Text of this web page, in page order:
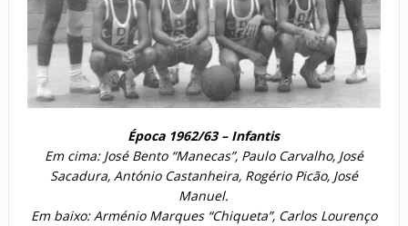
Época 1962/63 – Infantis
Em cima: José Bento “Manecas”, Paulo Carvalho, José
Sacadura, António Castanheira, Rogério Picão, José
Manuel.
Em baixo: Arménio Marques “Chiqueta”, Carlos Lourenço